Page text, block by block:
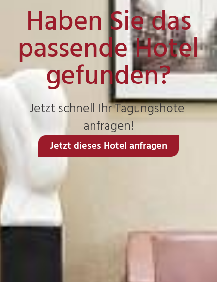
Haben Sie das
passende Hotel
gefunden?
Jetzt schnell Ihr Tagungshotel
anfragen!
Jetzt dieses Hotel anfragen